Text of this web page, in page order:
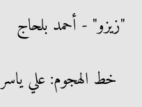
"زيزو" - أحمد بلحاج
خط الهجوم: علي